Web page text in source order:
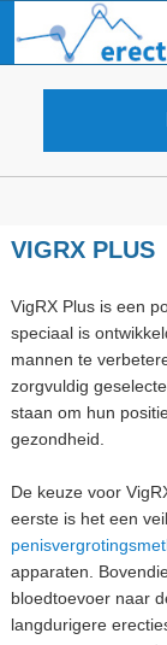
VIGRX PLUS
VigRX Plus is een
speciaal is
mannen te
zorgvuldig
staan om hun
gezondheid.
De keuze voor
eerste is het een
apparaten.
bloedtoevoer naar
langdurigere